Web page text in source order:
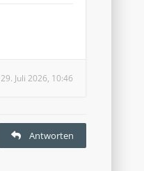
29. Juli 2026, 10:46
Antworten